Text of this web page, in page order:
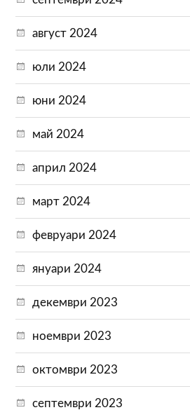
август 2024
юли 2024
юни 2024
май 2024
април 2024
март 2024
февруари 2024
януари 2024
декември 2023
ноември 2023
октомври 2023
септември 2023